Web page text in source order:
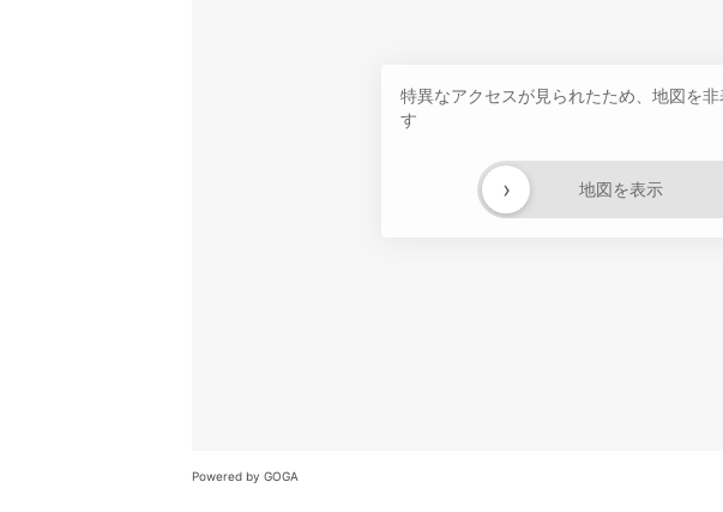
特異なアクセスが見られたため、地図を非
す
地図を表示
›
Powered by GOGA